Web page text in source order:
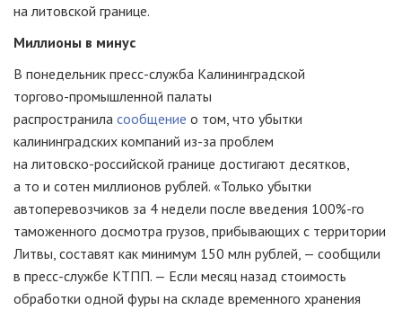
на литовской границе.
Миллионы в минус
В понедельник пресс-служба Калининградской
торгово-промышленной палаты
распространила сообщение о том, что убытки
калининградских компаний из-за проблем
на литовско-российской границе достигают десятков,
а то и сотен миллионов рублей. «Только убытки
автоперевозчиков за 4 недели после введения 100%-го
таможенного досмотра грузов, прибывающих с территории
Литвы, составят как минимум 150 млн рублей, — сообщили
в пресс-службе КТПП. — Если месяц назад стоимость
обработки одной фуры на складе временного хранения